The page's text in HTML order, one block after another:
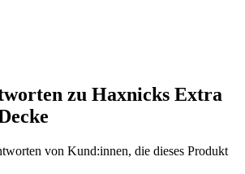
zu Haxnicks Extra
von Kund:innen, die dieses Produkt